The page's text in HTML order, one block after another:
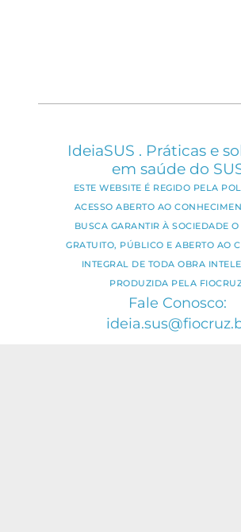
IdeiaSUS . Práticas e
em saúde do
ESTE WEBSITE É REGIDO PELA
ACESSO ABERTO AO
BUSCA GARANTIR À SOCIEDADE O
GRATUITO, PÚBLICO E ABERTO AO
INTEGRAL DE TODA OBRA
PRODUZIDA PELA
Fale Conosco: